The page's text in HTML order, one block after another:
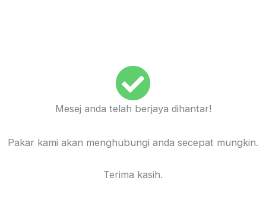
Mesej anda telah berjaya dihantar!
Pakar kami akan menghubungi anda secepat mungkin.
Terima kasih.